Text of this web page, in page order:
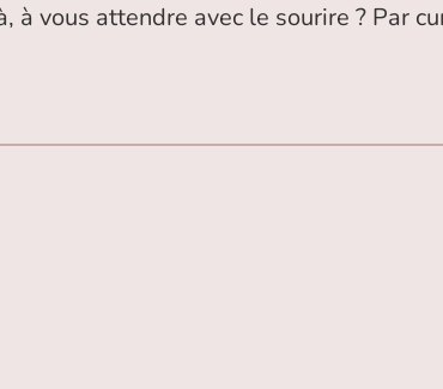
à vous attendre avec le sourire ? Par